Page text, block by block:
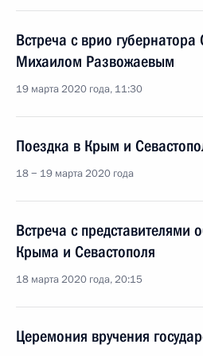
Встреча с врио губернатора
Михаилом Развожаевым
19 марта 2020 года, 11:30
Поездка в Крым и
18 − 19 марта 2020 года
Встреча с представителями
Крыма и Севастополя
18 марта 2020 года, 20:15
Церемония вручения